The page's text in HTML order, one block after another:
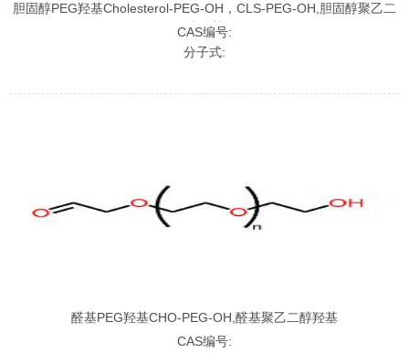
胆固醇PEG羟基Cholesterol-PEG-OH，CLS-PEG-OH,胆固醇聚乙二
醇羟基
CAS编号:
分子式:
醛基PEG羟基CHO-PEG-OH,醛基聚乙二醇羟基
CAS编号: